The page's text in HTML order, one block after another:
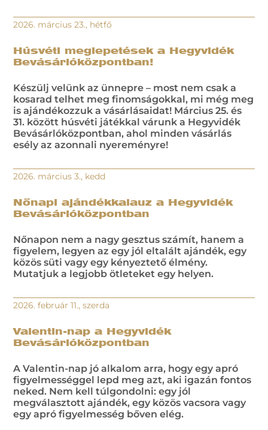
2026. március 23., hétfő
Húsvéti meglepetések a Hegyvidék
Bevásárlóközpontban!
Készülj velünk az ünnepre – most nem csak a
kosarad telhet meg finomságokkal, mi még meg
is ajándékozzuk a vásárlásaidat! Március 25. és
31. között húsvéti játékkal várunk a Hegyvidék
Bevásárlóközpontban, ahol minden vásárlás
esély az azonnali nyereményre!
2026. március 3., kedd
Nőnapi ajándékkalauz a Hegyvidék
Bevásárlóközpontban
Nőnapon nem a nagy gesztus számít, hanem a
figyelem, legyen az egy jól eltalált ajándék, egy
közös süti vagy egy kényeztető élmény.
Mutatjuk a legjobb ötleteket egy helyen.
2026. február 11., szerda
Valentin-nap a Hegyvidék
Bevásárlóközpontban
A Valentin-nap jó alkalom arra, hogy egy apró
figyelmességgel lepd meg azt, aki igazán fontos
neked. Nem kell túlgondolni: egy jól
megválasztott ajándék, egy közös vacsora vagy
egy apró figyelmesség bőven elég.